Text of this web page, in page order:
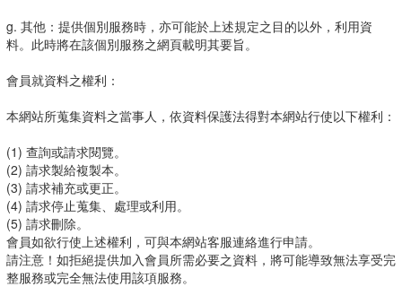
g. 其他：提供個別服務時，亦可能於上述規定之目的以外，利用資
料。此時將在該個別服務之網頁載明其要旨。
會員就資料之權利：
本網站所蒐集資料之當事人，依資料保護法得對本網站行使以下權利：
(1) 查詢或請求閱覽。
(2) 請求製給複製本。
(3) 請求補充或更正。
(4) 請求停止蒐集、處理或利用。
(5) 請求刪除。
會員如欲行使上述權利，可與本網站客服連絡進行申請。
請注意！如拒絕提供加入會員所需必要之資料，將可能導致無法享受完
整服務或完全無法使用該項服務。